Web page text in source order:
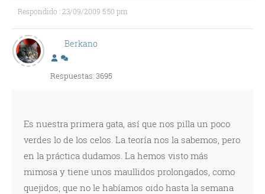
Respondido : 23/09/2009 5:50 pm
Berkano
Respuestas: 3695
Es nuestra primera gata, así que nos pilla un poco
verdes lo de los celos. La teoría nos la sabemos, pero
en la práctica dudamos. La hemos visto más
mimosa y tiene unos maullidos prolongados, como
quejidos, que no le habíamos oido hasta la semana